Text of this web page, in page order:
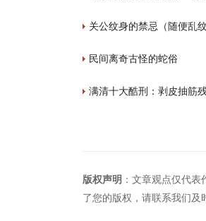
关公纹身的禁忌（随便乱
民间离奇古怪的蛇俗
满清十大酷刑：剥皮抽筋
版权声明 ：文章观点仅代
了您的版权，请联系我们及